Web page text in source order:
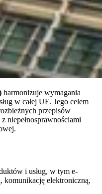
harmonizuje wymagania
w całej UE. Jego celem
przepisów
niepełnosprawnościami
i usług, w tym e-
komunikację elektroniczną,